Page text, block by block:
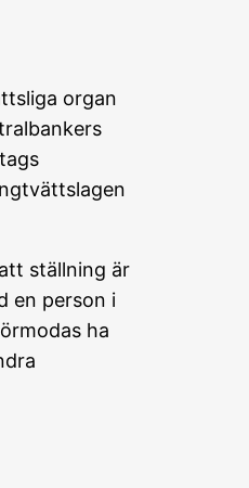
organ
ställning är
en person i
ha